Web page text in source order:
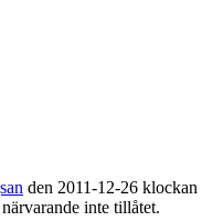
den 2011-12-26
inte tillåtet.